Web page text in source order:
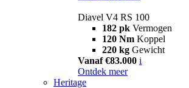
Diavel V4 RS 100
182 pk Vermogen
120 Nm Koppel
220 kg Gewicht
Vanaf €83.000 i
Ontdek meer
Heritage